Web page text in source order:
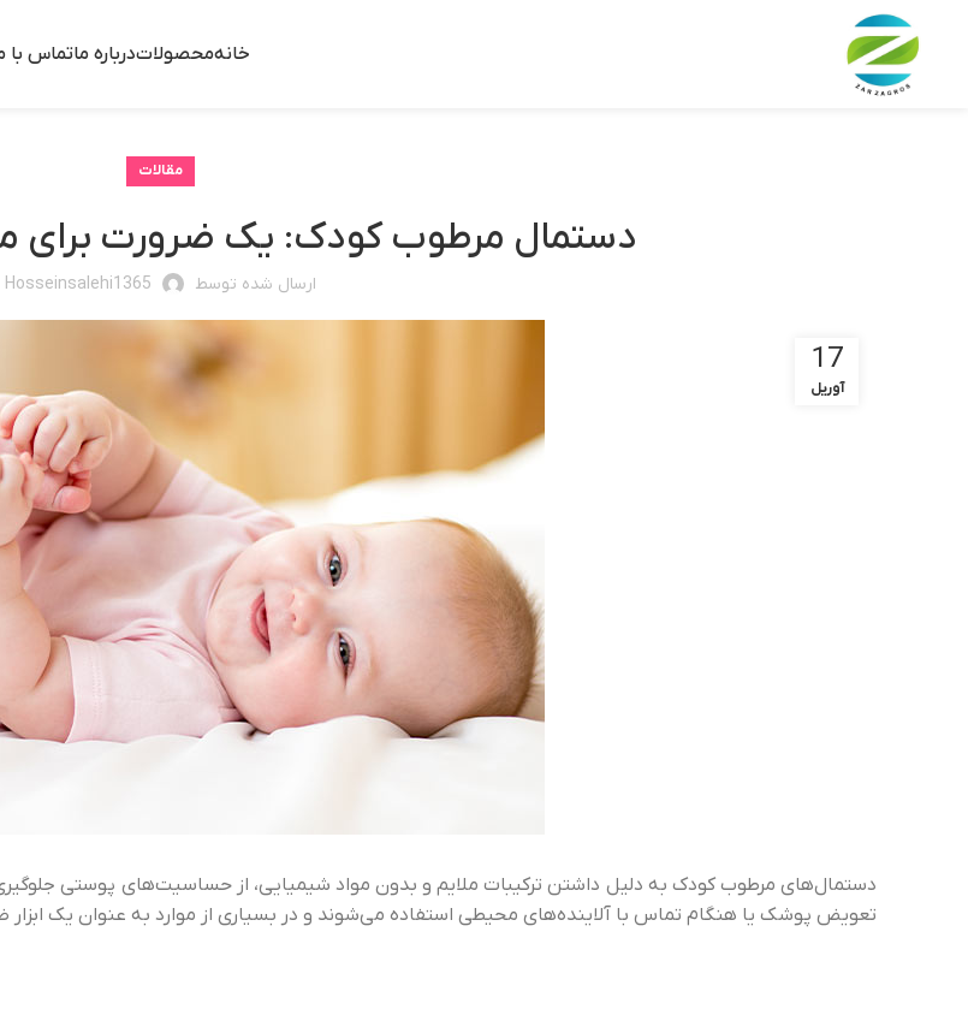
خانهمحصولاتدرباره ماتماس با
مقالات
دستمال مرطوب کودک: یک ضرورت برای
ارسال شده توسط Hosseinsalehi1365
17
آوریل
دستمال‌های مرطوب کودک به دلیل داشتن ترکیبات ملایم و بدون مواد شیمیایی، از حساسیت‌های پوستی
تعویض پوشک یا هنگام تماس با آلاینده‌های محیطی استفاده می‌شوند و در بسیاری از موارد به عنوان یک ابزار